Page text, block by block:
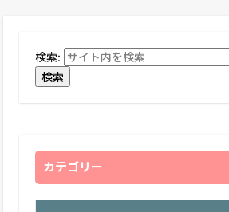
検索:
検索
カテゴリー